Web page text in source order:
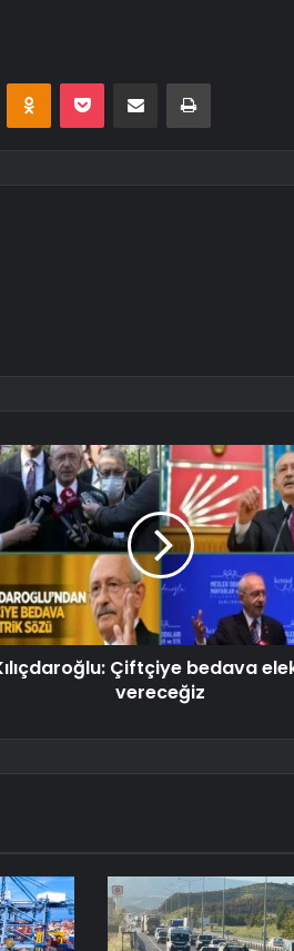
Odnoklassniki
Pocket E-Posta ile paylaş Yazdır
Çiftçiye bedava
vereceğiz